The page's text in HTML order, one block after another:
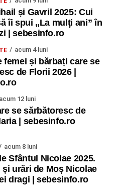
Școala de muzică„DoReMi”
de folclor;
proiecția filmului pentru
2021), film de familie și
2026
Municipal „Ioan
– festivitatea de
și Gavril 2025: Cui
îi spui „La mulţi ani” în
| sebesinfo.ro
acum 4 luni
femei și bărbați care se
de Florii 2026 |
acum 12 luni
se sărbătoresc de
| sebesinfo.ro
acum 8 luni
Sfântul Nicolae 2025.
și urări de Moș Nicolae
dragi | sebesinfo.ro